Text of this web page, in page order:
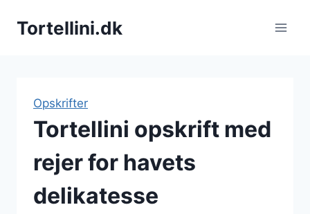
Tortellini.dk
Opskrifter
Tortellini opskrift med
rejer for havets
delikatesse